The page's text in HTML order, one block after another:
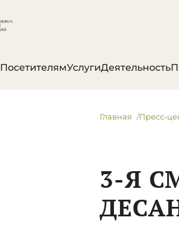
ПосетителямУслугиДеятельность
Главная Пресс-
3-Я